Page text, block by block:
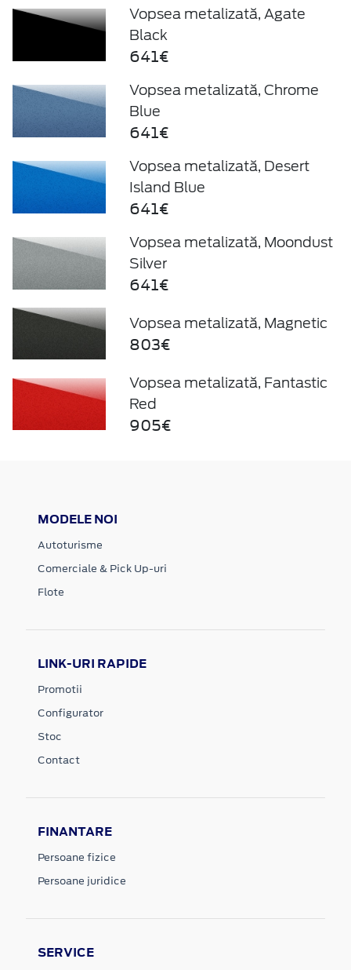
Vopsea metalizată, Agate
Black
641€
Vopsea metalizată, Chrome
Blue
641€
Vopsea metalizată, Desert
Island Blue
641€
Vopsea metalizată, Moondust
Silver
641€
Vopsea metalizată, Magnetic
803€
Vopsea metalizată, Fantastic
Red
905€
MODELE NOI
Autoturisme
Comerciale & Pick Up-uri
Flote
LINK-URI RAPIDE
Promotii
Configurator
Stoc
Contact
FINANTARE
Persoane fizice
Persoane juridice
SERVICE